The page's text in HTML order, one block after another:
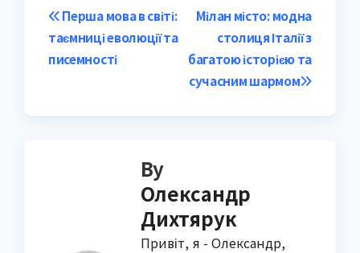
Post
navigation
Мілан місто: модна
столиця Італії з
багатою історією та
сучасним шармом
Перша мова в світі:
таємниці еволюції та
писемності
By
Олександр
Дихтярук
Привіт, я - Олександр,